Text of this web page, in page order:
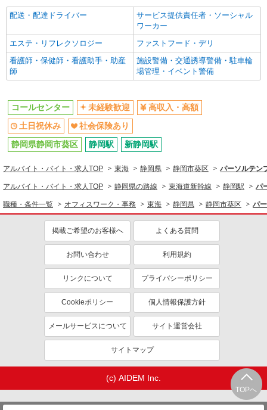
配送・配達ドライバー
サービス提供責任者・ソーシャル
ワーカー
エステ・リフレクソロジー
ファストフード・デリ
看護師・保健師・看護助手・助産
師
施設警備・交通誘導警備・駐車輪
場管理・イベント警備
TOPへ
コールセンター 未経験歓迎
高収入・高額
土日祝休み
社会保険あり
静岡県静岡市葵区
静岡駅 新静岡駅
アルバイト・バイト・求人TOP 東海 静岡県 静岡市葵区 パーソルテン
アルバイト・バイト・求人TOP 静岡県の路線 東海道新幹線 静岡駅 パ
職種・条件一覧 オフィスワーク・事務 東海 静岡県 静岡市葵区 パ
掲載ご希望のお客様へ よくある質問
お問い合わせ 利用規約
リンクについて プライバシーポリシー
Cookieポリシー 個人情報保護方針
メールサービスについて サイト運営会社
サイトマップ
(c) AIDEM Inc.